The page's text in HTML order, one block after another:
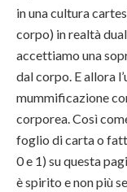
in una cultura
corpo) in realtà
accettiamo una
dal corpo. E allora
mummificazione
corporea. Così
foglio di carta o
0 e 1) su questa
è spirito e non più